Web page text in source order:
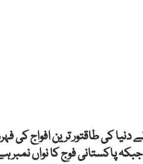
دنیا کی طاقتور ترین افواج
فوج کا نواں نمبر ہے، جس